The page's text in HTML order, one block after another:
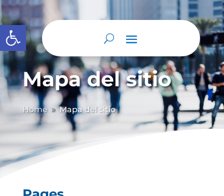
Abrir barra de herramientas
Mapa del sitio
Home 9 Mapa del sitio